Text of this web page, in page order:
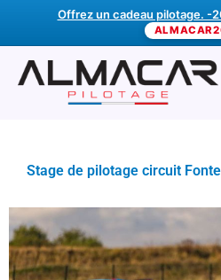
Offrez un cadeau pilotage. -
contenu
Stage de pilotage circuit